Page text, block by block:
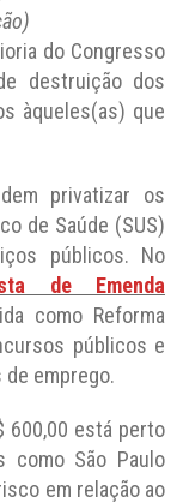
do Congresso
destruição dos
àqueles(as) que
privatizar os
de Saúde (SUS)
públicos. No
de Emenda
como Reforma
públicos e
emprego.
600,00 está perto
como São Paulo
em relação ao